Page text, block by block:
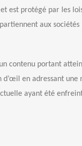
est protégé par les
aux sociétés
contenu portant
en adressant
ayant été